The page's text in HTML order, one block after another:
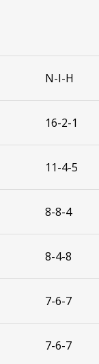
Ν-Ι-Η
16-2-1
11-4-5
8-8-4
8-4-8
7-6-7
7-6-7